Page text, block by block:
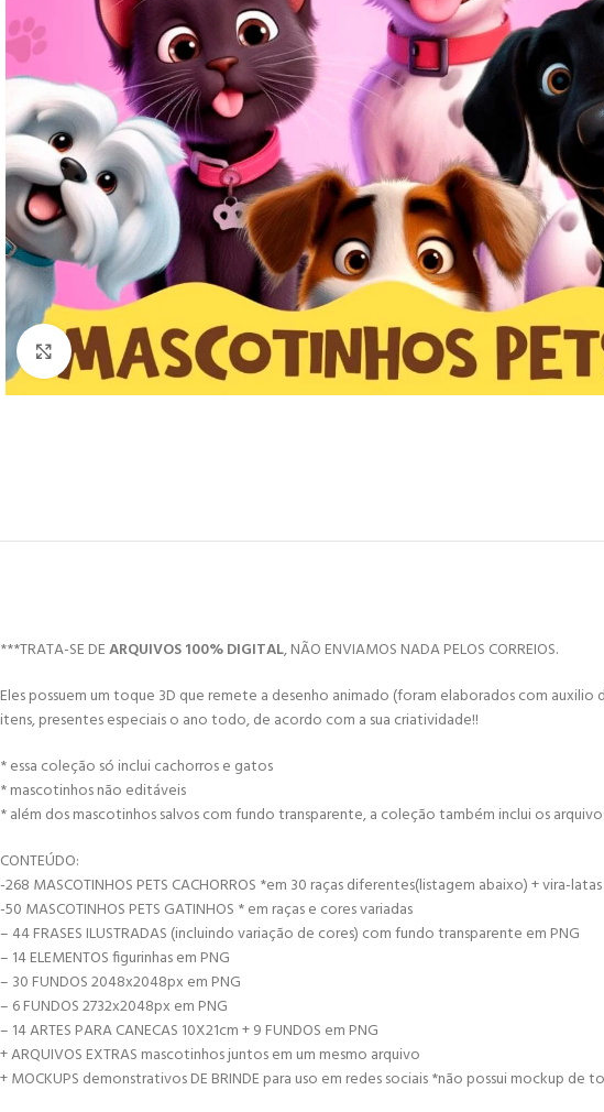
Click to enlarge
***TRATA-SE DEARQUIVOS 100% DIGITAL, NÃO ENVIAMOS NADA PELOS CORREIOS.
Eles possuem um toque 3D que remete a desenho animado (foram elaborados com
itens, presentes especiais o ano todo, de acordo com a sua criatividade!!
* essa coleção só inclui cachorros e gatos
* mascotinhos não editáveis
* além dos mascotinhos salvos com fundo transparente, a coleção também inclui os
CONTEÚDO:
-268 MASCOTINHOS PETS CACHORROS *em 30 raças diferentes(listagem abaixo) + vira-
-50 MASCOTINHOS PETS GATINHOS * em raças e cores variadas
– 44 FRASES ILUSTRADAS (incluindo variação de cores) com fundo transparente em PNG
– 14 ELEMENTOS figurinhas em PNG
– 30 FUNDOS 2048x2048px em PNG
– 6 FUNDOS 2732x2048px em PNG
– 14 ARTES PARA CANECAS 10X21cm + 9 FUNDOS em PNG
+ ARQUIVOS EXTRAS mascotinhos juntos em um mesmo arquivo
+ MOCKUPS demonstrativos DE BRINDE para uso em redes sociais *não possui mockup de